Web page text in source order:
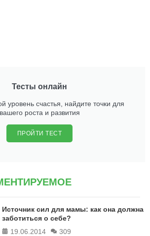
Тесты онлайн
уровень счастья, найдите точки для
вашего роста и развития
ПРОЙТИ ТЕСТ
Источник сил для мамы: как она должна
заботиться о себе?
19.06.2014
309